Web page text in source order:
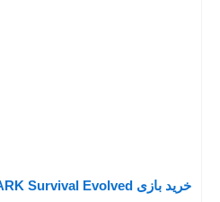
خرید بازی ARK Survival Evolved برای PC